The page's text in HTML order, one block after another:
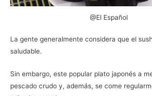
@El Español
La gente generalmente considera que el
saludable.
Sin embargo, este popular plato japonés a
pescado crudo y, además, se come